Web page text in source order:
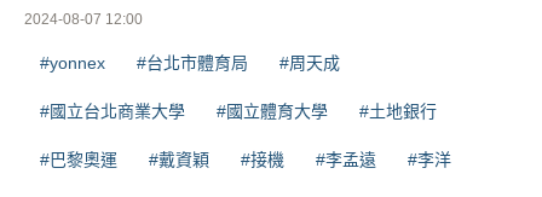
2024-08-07 12:00
#yonnex #台北市體育局 #周天成
#國立台北商業大學 #國立體育大學 #土地銀行
#巴黎奧運 #戴資穎 #接機 #李孟遠 #李洋